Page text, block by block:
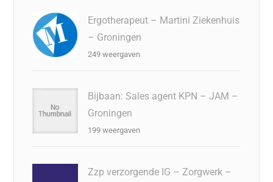
Ergotherapeut – Martini Ziekenhuis
– Groningen
249 weergaven
Bijbaan: Sales agent KPN – JAM –
Groningen
199 weergaven
Zzp verzorgende IG – Zorgwerk –